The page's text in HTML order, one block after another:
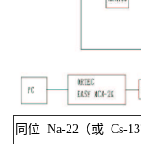
同位 Na-22（或 Cs-